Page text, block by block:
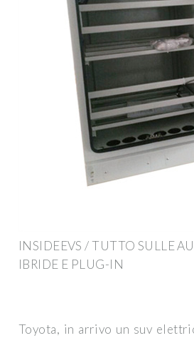
INSIDEEVS / TUTTO SULLE
IBRIDE E PLUG-IN
Toyota, in arrivo un suv